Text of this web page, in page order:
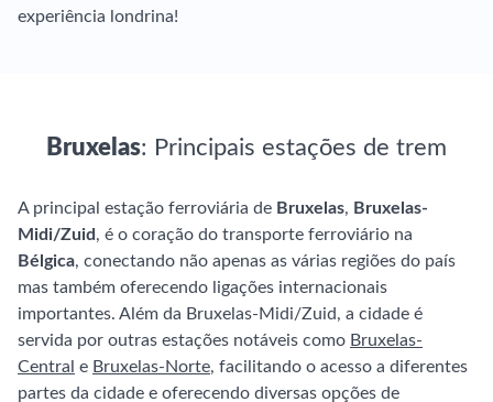
experiência londrina!
Bruxelas: Principais estações de trem
A principal estação ferroviária de Bruxelas, Bruxelas-
Midi/Zuid , é o coração do transporte ferroviário na
Bélgica, conectando não apenas as várias regiões do país
mas também oferecendo ligações internacionais
importantes. Além da Bruxelas-Midi/Zuid, a cidade é
servida por outras estações notáveis como Bruxelas-
Central e Bruxelas-Norte, facilitando o acesso a diferentes
partes da cidade e oferecendo diversas opções de